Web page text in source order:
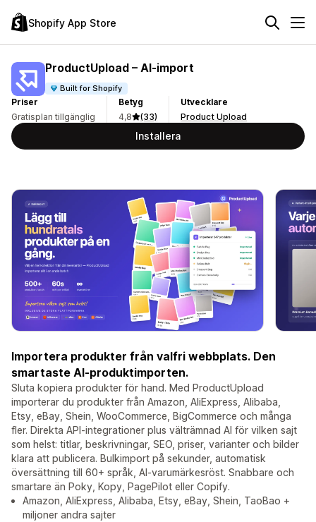
Shopify App Store
ProductUpload – AI‑import
Built for Shopify
Priser
Gratisplan tillgänglig
Betyg
4,8
(33)
Utvecklare
Product Upload
Installera
Importera produkter från valfri webbplats. Den
smartaste AI-produktimporten.
Sluta kopiera produkter för hand. Med ProductUpload
importerar du produkter från Amazon, AliExpress, Alibaba,
Etsy, eBay, Shein, WooCommerce, BigCommerce och många
fler. Direkta API-integrationer plus välträmnad AI för vilken sajt
som helst: titlar, beskrivningar, SEO, priser, varianter och bilder
klara att publicera. Bulkimport på sekunder, automatisk
översättning till 60+ språk, AI-varumärkesröst. Snabbare och
smartare än Poky, Kopy, PagePilot eller Copify.
Amazon, AliExpress, Alibaba, Etsy, eBay, Shein, TaoBao +
miljoner andra sajter